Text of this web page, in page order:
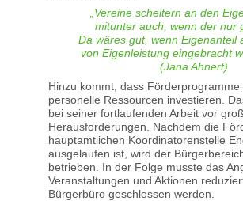
„Vereine scheitern an den
mitunter auch, wenn der nur
Da wäres gut, wenn Eigenanteil
von Eigenleistung eingebracht
(Jana Ahnert)
Hinzu kommt, dass
personelle Ressourcen investieren.
bei seiner fortlaufenden Arbeit vor
Herausforderungen. Nachdem die
hauptamtlichen Koordinatorenstelle
ausgelaufen ist, wird der
betrieben. In der Folge musste das
Veranstaltungen und Aktionen
Bürgerbüro geschlossen werden.